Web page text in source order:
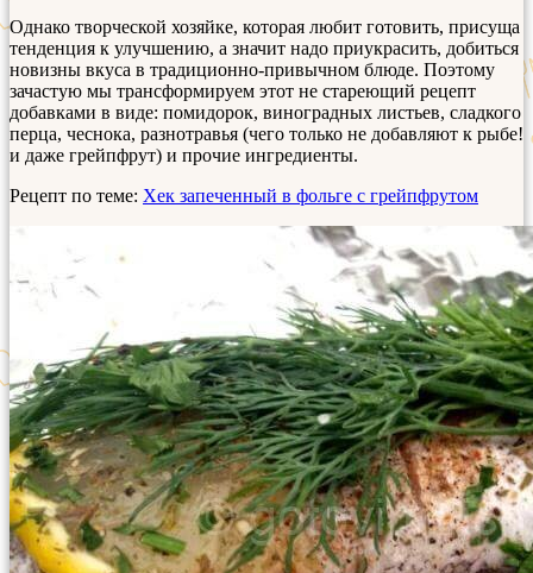
Однако творческой хозяйке, которая любит готовить, присуща
тенденция к улучшению, а значит надо приукрасить, добиться
новизны вкуса в традиционно-привычном блюде. Поэтому
зачастую мы трансформируем этот не стареющий рецепт
добавками в виде: помидорок, виноградных листьев, сладкого
перца, чеснока, разнотравья (чего только не добавляют к рыбе!
и даже грейпфрут) и прочие ингредиенты.
Рецепт по теме: Хек запеченный в фольге с грейпфрутом